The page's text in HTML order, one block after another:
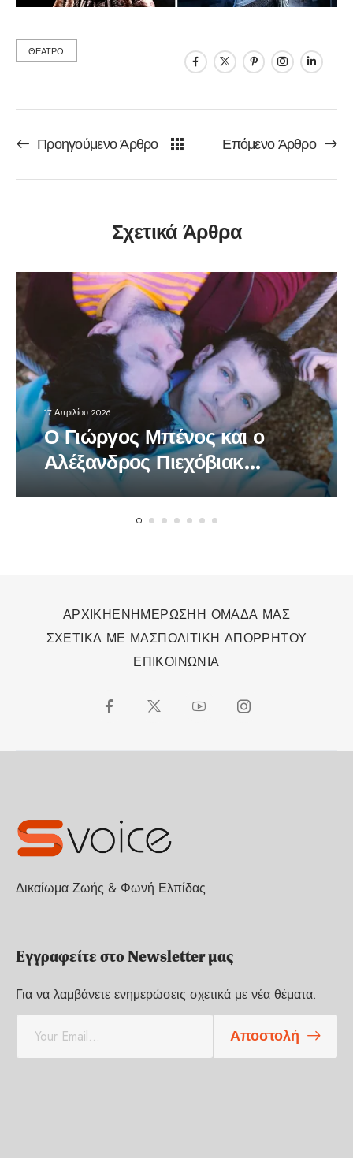
ΘΕΑΤΡΟ
Προηγούμενο Άρθρο Επόμενο Άρθρο
Σχετικά Άρθρα
17 Απριλίου 2026
Ο Γιώργος Μπένος και ο
Αλέξανδρος Πιεχόβιακ
πρωταγωνιστές στο
πολυβραβευμένο έργο
ΑΡΧΙΚΗΕΝΗΜΕΡΩΣΗΗ ΟΜΑΔΑ ΜΑΣ
ΣΧΕΤΙΚΑ ΜΕ ΜΑΣΠΟΛΙΤΙΚΗ ΑΠΟΡΡΗΤΟΥ
ΕΠΙΚΟΙΝΩΝΙΑ
Δικαίωμα Ζωής & Φωνή Ελπίδας
Εγγραφείτε στο Newsletter μας
Για να λαμβάνετε ενημερώσεις σχετικά με νέα θέματα.
a
Αποστολή